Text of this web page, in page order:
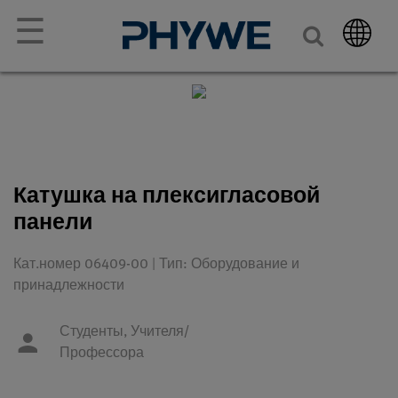
☰
Катушка на плексигласовой
панели
Кат.номер 06409-00 | Тип: Оборудование и
принадлежности
Студенты, Учителя/
Профессора